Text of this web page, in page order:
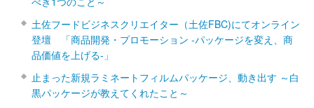
土佐フードビジネスクリエイター（土佐FBC)にてオンライン
登壇 「商品開発・プロモーション ‐パッケージを変え、商
品価値を上げる‐」
止まった新規ラミネートフィルムパッケージ、動き出す ～白
黒パッケージが教えてくれたこと～